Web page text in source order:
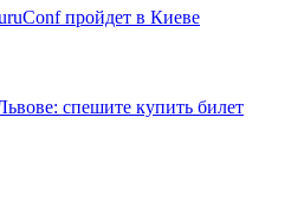
пройдет в Киеве
спешите купить билет